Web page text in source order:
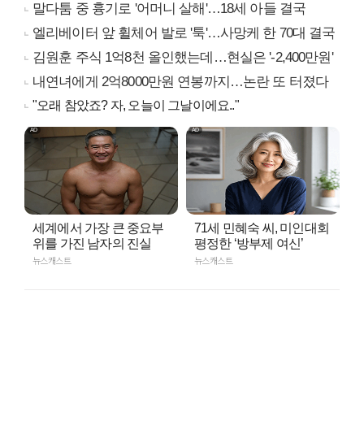
말다툼 중 흉기로 '어머니 살해'…18세 아들 결국
엘리베이터 앞 휠체어 발로 '툭'…사망케 한 70대 결국
김원훈 주식 1억8천 올인했는데…현실은 '-2,400만원'
내연녀에게 2억8000만원 연봉까지…논란 또 터졌다
"오래 참았죠? 자, 오늘이 그날이에요.."
세계에서 가장 큰 중요부
위를 가진 남자의 진실
뉴스캐스트
71세 민혜숙 씨, 미인대회
평정한 ‘방부제 여신’
뉴스캐스트